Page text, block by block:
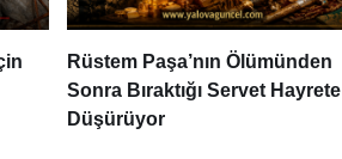
Rüstem Paşa’nın Ölümünden
Sonra Bıraktığı Servet Hayrete
Düşürüyor